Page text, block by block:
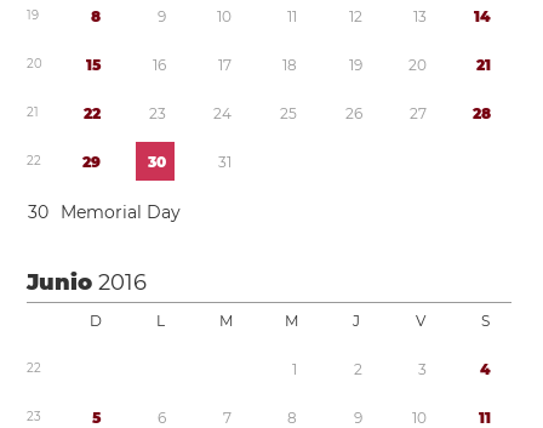
19 8 9 10 11 12 13 14
20 15 16 17 18 19 20 21
21 22 23 24 25 26 27 28
22 29 30 31
30 Memorial Day
Junio2016
D L M M J V S
22 1 2 3 4
23 5 6 7 8 9 10 11